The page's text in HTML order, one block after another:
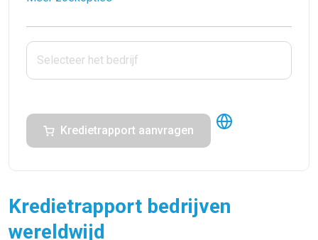
Kredietrapport aanvragen
Kredietrapport bedrijven
wereldwijd